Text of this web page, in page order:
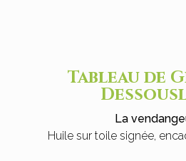
Tableau de
La
Huile sur toile signée,